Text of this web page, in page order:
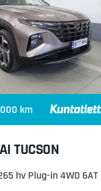
km
TUCSON
hv Plug-in 4WD 6AT